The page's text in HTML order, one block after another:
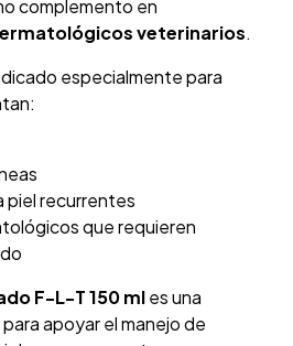
complemento en
veterinarios.
especialmente para
piel recurrentes
que requieren
F-L-T 150 mles una
apoyar el manejo de